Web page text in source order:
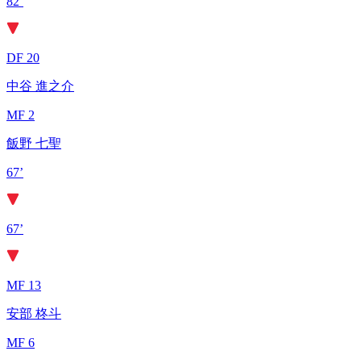
DF 20
中谷 進之介
MF 2
飯野 七聖
67’
67’
MF 13
安部 柊斗
MF 6